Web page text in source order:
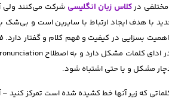
مختلفی درکلاس زبان انگلیسی شرکت می‌کنند ولی
با هدف ایجاد ارتباط با سایرین است و بی‌شک
بسزایی در کیفیت و فهم کلام و گفتار
مشکل و یا حتی اشتباه شود.
که زیر آنها خط کشیده شده است تمرکز کنید –